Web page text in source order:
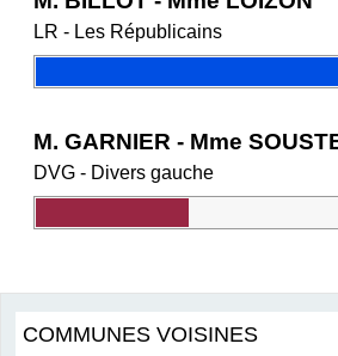
LR - Les Républicains
M. GARNIER - Mme
DVG - Divers gauche
COMMUNES VOISINES